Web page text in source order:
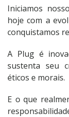
Iniciamos
hoje com a
conquistamos
A Plug é
sustenta seu
éticos e morais.
E o que